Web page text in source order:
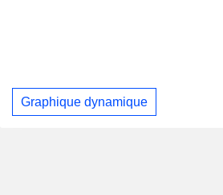
Graphique dynamique